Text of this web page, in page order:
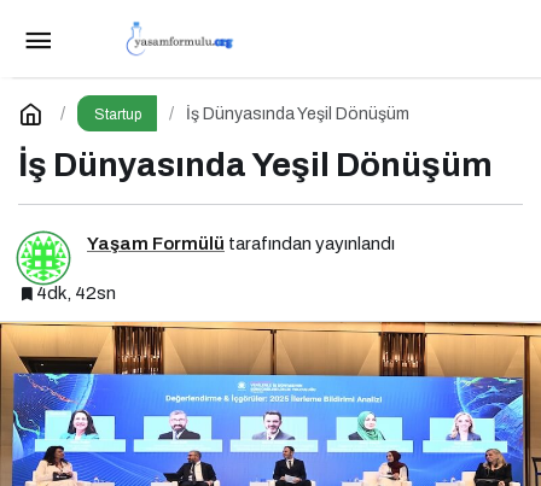
Startup İş Dünyasında Yeşil Dönüşüm
İş Dünyasında Yeşil Dönüşüm
Yaşam Formülü tarafından yayınlandı
4dk, 42sn
Kamu Bilgi ve İletişim Teknolojileri Konferansı
2026 İçin Geri Sayım!
Yorum Yap